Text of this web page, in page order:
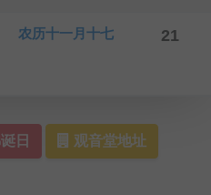
农历十一月十七 21
日 观音堂地址